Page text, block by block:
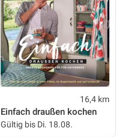
16,4 km
Einfach draußen kochen
Gültig bis Di. 18.08.